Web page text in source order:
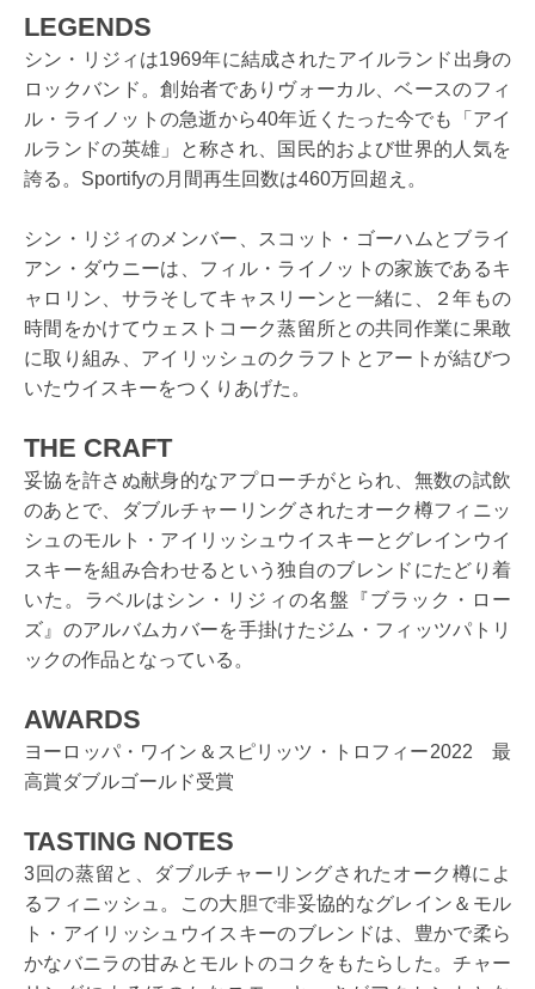
LEGENDS
シン・リジィは1969年に結成されたアイルランド出身の
ロックバンド。創始者でありヴォーカル、ベースのフィ
ル・ライノットの急逝から40年近くたった今でも「アイ
ルランドの英雄」と称され、国民的および世界的人気を
誇る。Sportifyの月間再生回数は460万回超え。
シン・リジィのメンバー、スコット・ゴーハムとブライ
アン・ダウニーは、フィル・ライノットの家族であるキ
ャロリン、サラそしてキャスリーンと一緒に、２年もの
時間をかけてウェストコーク蒸留所との共同作業に果敢
に取り組み、アイリッシュのクラフトとアートが結びつ
いたウイスキーをつくりあげた。
THE CRAFT
妥協を許さぬ献身的なアプローチがとられ、無数の試飲
のあとで、ダブルチャーリングされたオーク樽フィニッ
シュのモルト・アイリッシュウイスキーとグレインウイ
スキーを組み合わせるという独自のブレンドにたどり着
いた。ラベルはシン・リジィの名盤『ブラック・ロー
ズ』のアルバムカバーを手掛けたジム・フィッツパトリ
ックの作品となっている。
AWARDS
ヨーロッパ・ワイン＆スピリッツ・トロフィー2022 最
高賞ダブルゴールド受賞
TASTING NOTES
3回の蒸留と、ダブルチャーリングされたオーク樽によ
るフィニッシュ。この大胆で非妥協的なグレイン＆モル
ト・アイリッシュウイスキーのブレンドは、豊かで柔ら
かなバニラの甘みとモルトのコクをもたらした。チャー